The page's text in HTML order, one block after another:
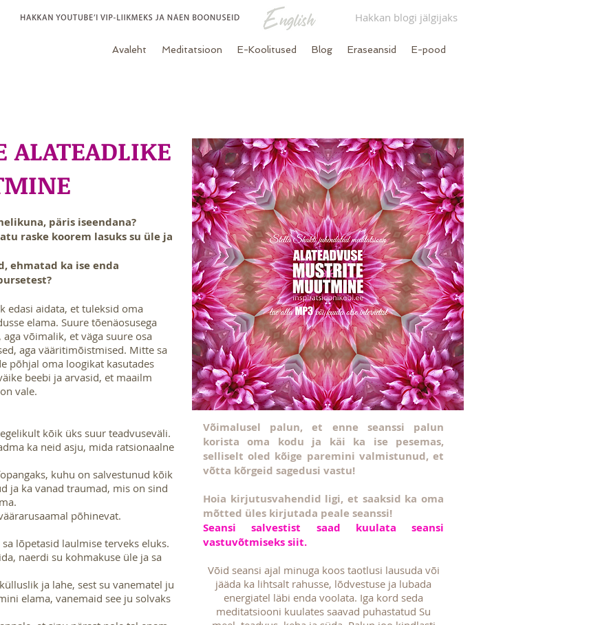
Hakkan blogi jälgijaks
Avaleht Meditatsioon E-Koolitused Blog Eraseansid E-pood
ALATEADLIKE
päris iseendana?
raske koorem lasuks su üle ja
ehmatad ka ise enda
edasi aidata, et tuleksid oma
elama. Suure tõenäosusega
võimalik, et väga suure osa
aga vääritimõistmised. Mitte sa
põhjal oma loogikat kasutades
beebi ja arvasid, et maailm
vale.
kõik üks suur teadvuseväli.
ka neid asju, mida ratsionaalne
kuhu on salvestunud kõik
ja ka vanad traumad, mis on sind
põhinevat.
lõpetasid laulmise terveks eluks.
naerdi su kohmakuse üle ja sa
ja lahe, sest su vanematel ju
elama, vanemaid see ju solvaks
Võimalusel palun, et enne seanssi palun
korista oma kodu ja käi ka ise pesemas,
selliselt oled kõige paremini valmistunud, et
võtta kõrgeid sagedusi vastu!
Hoia kirjutusvahendid ligi, et saaksid ka oma
mõtted üles kirjutada peale seanssi!
Seansi salvestist saad kuulata seansi
vastuvõtmiseks siit.
Võid seansi ajal minuga koos taotlusi lausuda või
jääda ka lihtsalt rahusse, lõdvestuse ja lubada
energiatel läbi enda voolata. Iga kord seda
meditatsiooni kuulates saavad puhastatud Su